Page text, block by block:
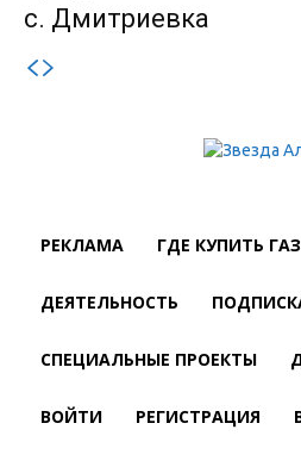
с. Дмитриевка
РЕКЛАМА ГДЕ КУПИТЬ
ДЕЯТЕЛЬНОСТЬ
СПЕЦИАЛЬНЫЕ ПРОЕКТЫ
ВОЙТИ РЕГИСТРАЦИЯ